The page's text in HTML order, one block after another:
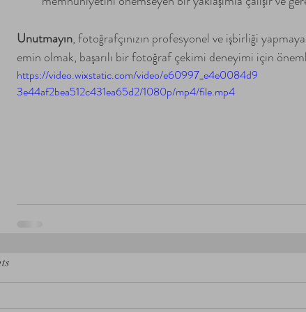
Unutmayın, fotoğrafçınızın profesyonel ve işbirliği
emin olmak, başarılı bir fotoğraf çekimi deneyimi için
https://video.wixstatic.com/video/e60997_e4e0084d9
3e44af2bea512c431ea65d2/1080p/mp4/file.mp4